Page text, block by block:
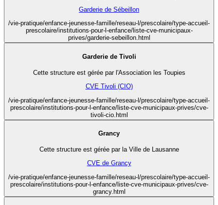
Garderie de Sébeillon
/vie-pratique/enfance-jeunesse-famille/reseau-l/prescolaire/type-accueil-
prescolaire/institutions-pour-l-enfance/liste-cve-municipaux-
prives/garderie-sebeillon.html
Garderie de Tivoli
Cette structure est gérée par l'Association les Toupies
CVE Tivoli (CIO)
/vie-pratique/enfance-jeunesse-famille/reseau-l/prescolaire/type-accueil-
prescolaire/institutions-pour-l-enfance/liste-cve-municipaux-prives/cve-
tivoli-cio.html
Grancy
Cette structure est gérée par la Ville de Lausanne
CVE de Grancy
/vie-pratique/enfance-jeunesse-famille/reseau-l/prescolaire/type-accueil-
prescolaire/institutions-pour-l-enfance/liste-cve-municipaux-prives/cve-
grancy.html